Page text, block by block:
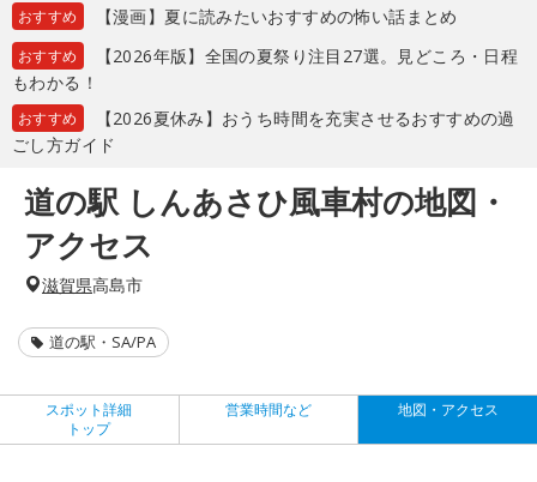
おすすめ 【漫画】夏に読みたいおすすめの怖い話まとめ
おすすめ
【2026年版】全国の夏祭り注目27選。見どころ・日程
もわかる！
おすすめ
【2026夏休み】おうち時間を充実させるおすすめの過
ごし方ガイド
道の駅 しんあさひ風車村の地図・
アクセス
滋賀県高島市
道の駅・SA/PA
スポット詳細
トップ
営業時間など 地図・アクセス